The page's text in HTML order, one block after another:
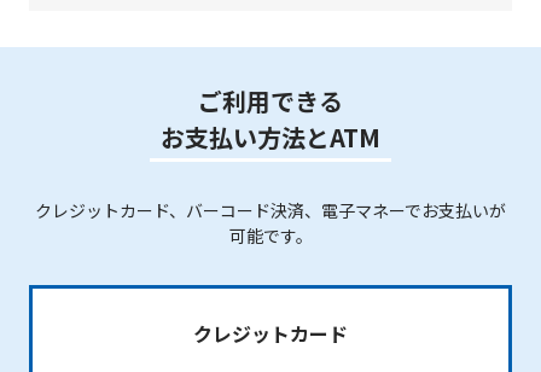
ご利用できる
お支払い方法とATM
クレジットカード、バーコード決済、電子マネーでお支払いが
可能です。
クレジットカード